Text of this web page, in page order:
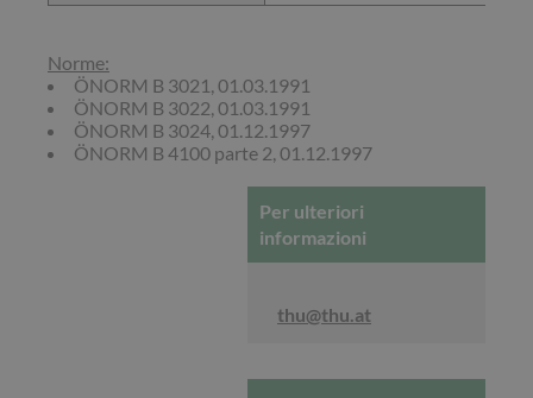
Norme:
ÖNORM B 3021, 01.03.1991
ÖNORM B 3022, 01.03.1991
ÖNORM B 3024, 01.12.1997
ÖNORM B 4100 parte 2, 01.12.1997
Per ulteriori
informazioni
thu@thu.at